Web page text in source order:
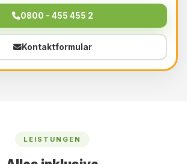
0800 - 455 455 2
Kontaktformular
LEISTUNGEN